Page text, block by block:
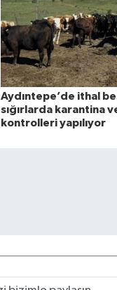
Aydıntepe’de ithal
sığırlarda karantina
kontrolleri yapılıyor